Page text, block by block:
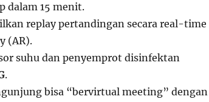
dalam 15 menit.
replay pertandingan secara real-time
(AR).
suhu dan penyemprot disinfektan
.
bisa “bervirtual meeting” dengan